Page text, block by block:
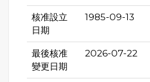
核准設立
日期
1985-09-13
最後核准
變更日期
2026-07-22